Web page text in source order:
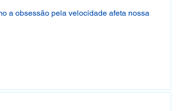
a obsessão pela velocidade afeta nossa